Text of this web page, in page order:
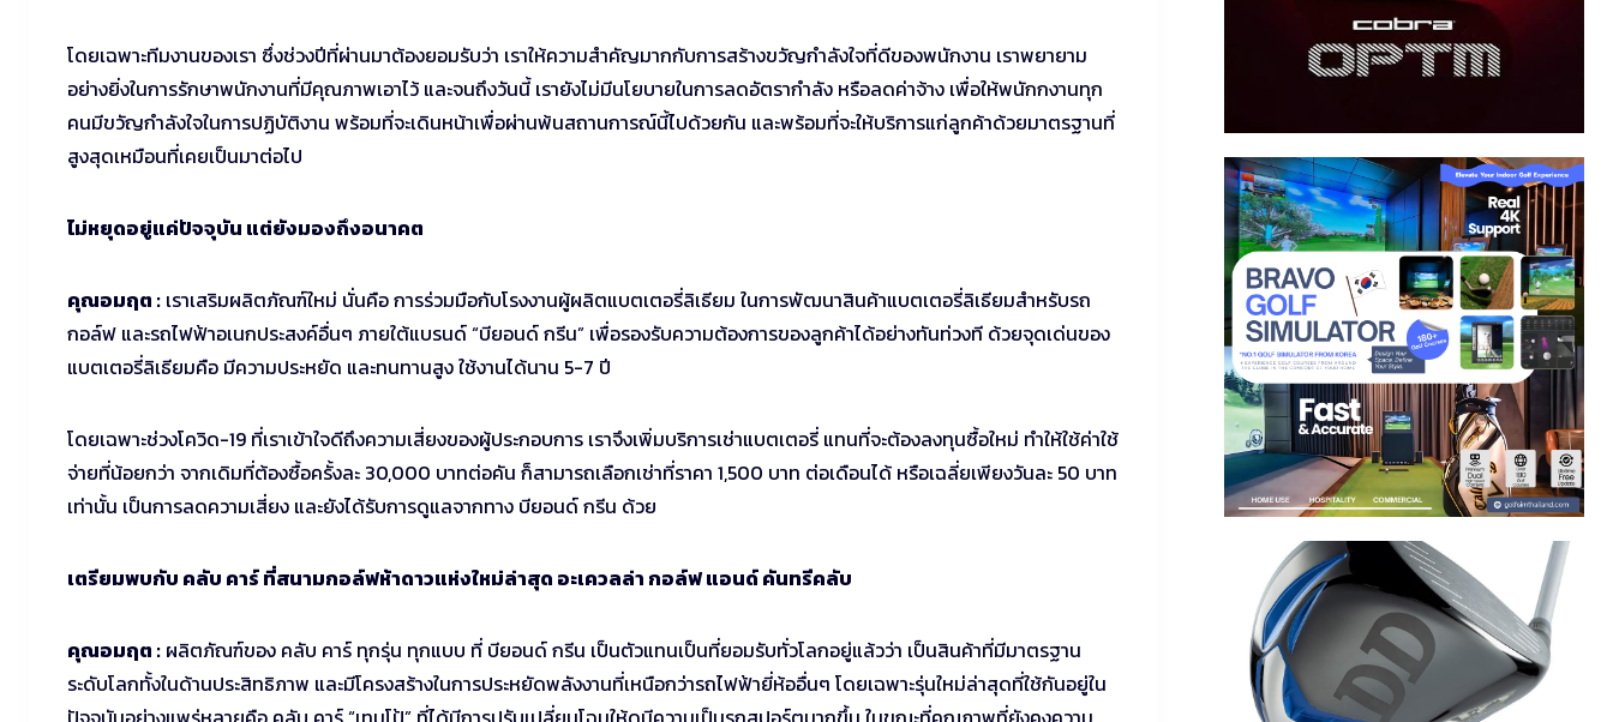
โดยเฉพาะทีมงานของเรา ซึ่งช่วงปีที่ผ่านมาต้องยอมรับว่า เราให้ความสำคัญมากกับการสร้างขวัญกำลังใจที่ดีของพนักงาน เราพยายาม
อย่างยิ่งในการรักษาพนักงานที่มีคุณภาพเอาไว้ และจนถึงวันนี้ เรายังไม่มีนโยบายในการลดอัตรากำลัง หรือลดค่าจ้าง เพื่อให้พนักกงานทุก
คนมีขวัญกำลังใจในการปฏิบัติงาน พร้อมที่จะเดินหน้าเพื่อผ่านพ้นสถานการณ์นี้ไปด้วยกัน และพร้อมที่จะให้บริการแก่ลูกค้าด้วยมาตรฐานที่
สูงสุดเหมือนที่เคยเป็นมาต่อไป
ไม่หยุดอยู่แค่ปัจจุบัน แต่ยังมองถึงอนาคต
คุณอมฤต : เราเสริมผลิตภัณฑ์ใหม่ นั่นคือ การร่วมมือกับโรงงานผู้ผลิตแบตเตอรี่ลิเธียม ในการพัฒนาสินค้าแบตเตอรี่ลิเธียมสำหรับรถ
กอล์ฟ และรถไฟฟ้าอเนกประสงค์อื่นๆ ภายใต้แบรนด์ “บียอนด์ กรีน” เพื่อรองรับความต้องการของลูกค้าได้อย่างทันท่วงที ด้วยจุดเด่นของ
แบตเตอรี่ลิเธียมคือ มีความประหยัด และทนทานสูง ใช้งานได้นาน 5-7 ปี
โดยเฉพาะช่วงโควิด-19 ที่เราเข้าใจดีถึงความเสี่ยงของผู้ประกอบการ เราจึงเพิ่มบริการเช่าแบตเตอรี่ แทนที่จะต้องลงทุนซื้อใหม่ ทำให้ใช้ค่าใช้
จ่ายที่น้อยกว่า จากเดิมที่ต้องซื้อครั้งละ 30,000 บาทต่อคัน ก็สามารถเลือกเช่าที่ราคา 1,500 บาท ต่อเดือนได้ หรือเฉลี่ยเพียงวันละ 50 บาท
เท่านั้น เป็นการลดความเสี่ยง และยังได้รับการดูแลจากทาง บียอนด์ กรีน ด้วย
เตรียมพบกับ คลับ คาร์ ที่สนามกอล์ฟห้าดาวแห่งใหม่ล่าสุด อะเควลล่า กอล์ฟ แอนด์ คันทรีคลับ
คุณอมฤต : ผลิตภัณฑ์ของ คลับ คาร์ ทุกรุ่น ทุกแบบ ที่ บียอนด์ กรีน เป็นตัวแทนเป็นที่ยอมรับทั่วโลกอยู่แล้วว่า เป็นสินค้าที่มีมาตรฐาน
ระดับโลกทั้งในด้านประสิทธิภาพ และมีโครงสร้างในการประหยัดพลังงานที่เหนือกว่ารถไฟฟ้ายี่ห้ออื่นๆ โดยเฉพาะรุ่นใหม่ล่าสุดที่ใช้กันอยู่ใน